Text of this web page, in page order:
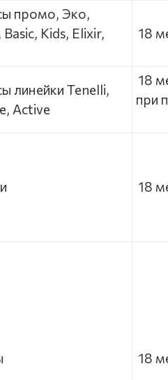
промо, Эко,
Kids, Elixir,
18
линейки Tenelli,
Active
18
при
18
18